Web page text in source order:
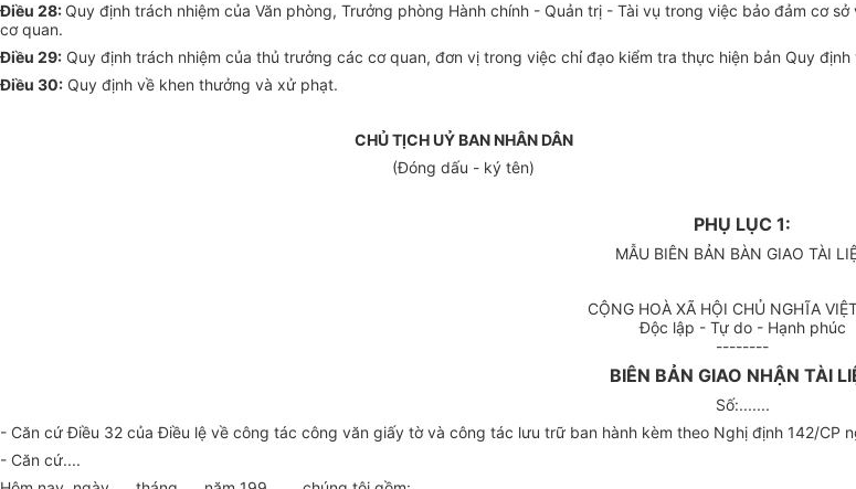
Điều 28: Quy định trách nhiệm của Văn phòng, Trưởng phòng Hành chính - Quản trị - Tài vụ trong việc bảo đảm cơ
cơ quan.
Điều 29: Quy định trách nhiệm của thủ trưởng các cơ quan, đơn vị trong việc chỉ đạo kiểm tra thực hiện bản Quy
Điều 30: Quy định về khen thưởng và xử phạt.
CHỦ TỊCH UỶ BAN NHÂN DÂN
(Đóng dấu - ký tên)
PHỤ LỤC 1:
MẪU BIÊN BẢN BÀN GIAO TÀI
CỘNG HOÀ XÃ HỘI CHỦ NGHĨA
Độc lập - Tự do - Hạnh phúc
--------
BIÊN BẢN GIAO NHẬN TÀI
Số:.......
- Căn cứ Điều 32 của Điều lệ về công tác công văn giấy tờ và công tác lưu trữ ban hành kèm theo Nghị định 142/CP
- Căn cứ....